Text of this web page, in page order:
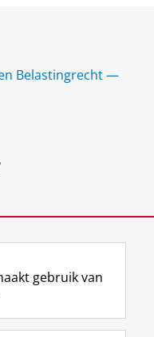
Belastingrecht —
L
R I
Y
gebruik van